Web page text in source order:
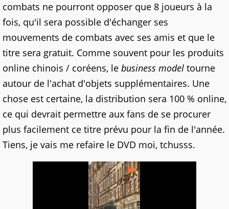
combats ne pourront opposer que 8 joueurs à la
fois, qu'il sera possible d'échanger ses
mouvements de combats avec ses amis et que le
titre sera gratuit. Comme souvent pour les produits
online chinois / coréens, le business model tourne
autour de l'achat d'objets supplémentaires. Une
chose est certaine, la distribution sera 100 % online,
ce qui devrait permettre aux fans de se procurer
plus facilement ce titre prévu pour la fin de l'année.
Tiens, je vais me refaire le DVD moi, tchusss.